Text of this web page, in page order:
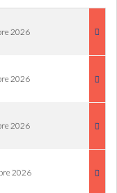
2026
2026
2026
2026